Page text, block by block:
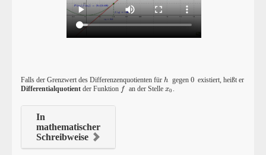
Falls der Grenzwert des Differenzenquotienten für h
h gegen 0
0 existiert, heißt er
Differentialquotient der Funktion f
f an der Stelle x0
x0
In
mathematischer
Schreibweise